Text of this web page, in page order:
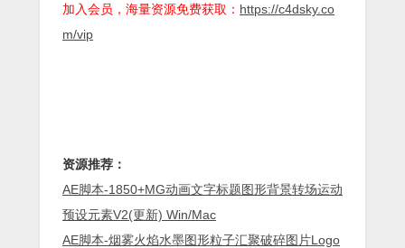
加入会员，海量资源免费获取： https://c4dsky.co
m/vip
资源推荐：
AE脚本-1850+MG动画文字标题图形背景转场运动
预设元素V2(更新) Win/Mac
AE脚本-烟雾火焰水墨图形粒子汇聚破碎图片Logo